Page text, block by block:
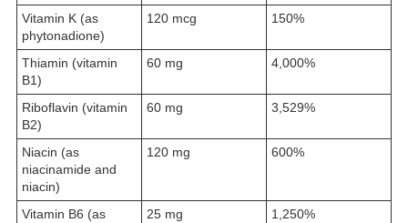
Vitamin K (as
phytonadione)
120 mcg 150%
Thiamin (vitamin
B1)
60 mg 4,000%
Riboflavin (vitamin
B2)
60 mg 3,529%
Niacin (as
niacinamide and
niacin)
120 mg 600%
Vitamin B6 (as
25 mg 1,250%